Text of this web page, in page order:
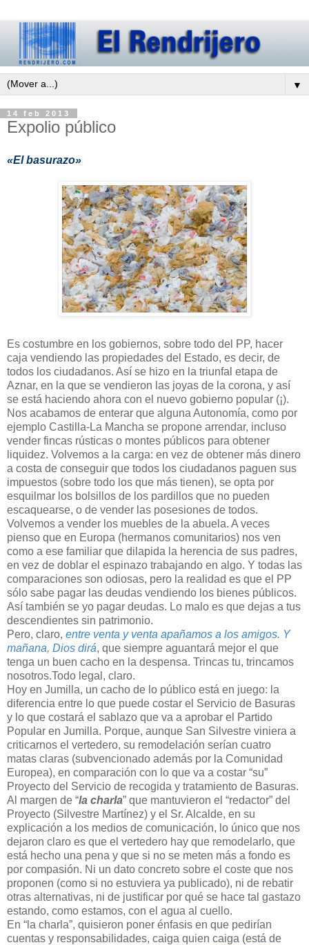
▼
14 feb 2013
Expolio público
«El basurazo»
Es costumbre en los gobiernos, sobre todo del PP, hacer
caja vendiendo las propiedades del Estado, es decir, de
todos los ciudadanos. Así se hizo en la triunfal etapa de
Aznar, en la que se vendieron las joyas de la corona, y así
se está haciendo ahora con el nuevo gobierno popular (¡).
Nos acabamos de enterar que alguna Autonomía, como por
ejemplo Castilla-La Mancha se propone arrendar, incluso
vender fincas rústicas o montes públicos para obtener
liquidez. Volvemos a la carga: en vez de obtener más dinero
a costa de conseguir que todos los ciudadanos paguen sus
impuestos (sobre todo los que más tienen), se opta por
esquilmar los bolsillos de los pardillos que no pueden
escaquearse, o de vender las posesiones de todos.
Volvemos a vender los muebles de la abuela. A veces
pienso que en Europa (hermanos comunitarios) nos ven
como a ese familiar que dilapida la herencia de sus padres,
en vez de doblar el espinazo trabajando en algo. Y todas las
comparaciones son odiosas, pero la realidad es que el PP
sólo sabe pagar las deudas vendiendo los bienes públicos.
Así también se yo pagar deudas. Lo malo es que dejas a tus
descendientes sin patrimonio.
Pero, claro, entre venta y venta apañamos a los amigos. Y
mañana, Dios dirá, que siempre aguantará mejor el que
tenga un buen cacho en la despensa. Trincas tu, trincamos
nosotros.Todo legal, claro.
Hoy en Jumilla, un cacho de lo público está en juego: la
diferencia entre lo que puede costar el Servicio de Basuras
y lo que costará el sablazo que va a aprobar el Partido
Popular en Jumilla. Porque, aunque San Silvestre viniera a
criticarnos el vertedero, su remodelación serían cuatro
matas claras (subvencionado además por la Comunidad
Europea), en comparación con lo que va a costar “su”
Proyecto del Servicio de recogida y tratamiento de Basuras.
Al margen de “la charla” que mantuvieron el “redactor” del
Proyecto (Silvestre Martínez) y el Sr. Alcalde, en su
explicación a los medios de comunicación, lo único que nos
dejaron claro es que el vertedero hay que remodelarlo, que
está hecho una pena y que si no se meten más a fondo es
por compasión. Ni un dato concreto sobre el coste que nos
proponen (como si no estuviera ya publicado), ni de rebatir
otras alternativas, ni de justificar por qué se hace tal gastazo
estando, como estamos, con el agua al cuello.
En “la charla”, quisieron poner énfasis en que pedirían
cuentas y responsabilidades, caiga quien caiga (está de